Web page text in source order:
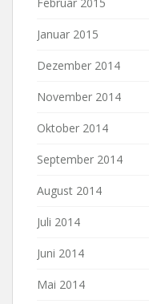
Januar 2015
Dezember 2014
November 2014
Oktober 2014
September 2014
August 2014
Juli 2014
Juni 2014
Mai 2014